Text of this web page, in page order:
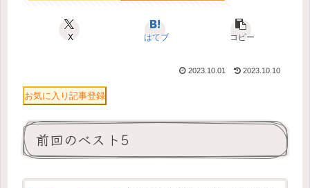
X はてブ コピー
2023.10.01 2023.10.10
お気に入り記事登録
前回のベスト5